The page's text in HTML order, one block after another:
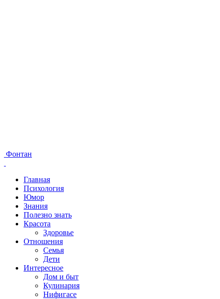
Фонтан
Главная
Психология
Юмор
Знания
Полезно знать
Красота
Здоровье
Отношения
Семья
Дети
Интересное
Дом и быт
Кулинария
Нифигасе